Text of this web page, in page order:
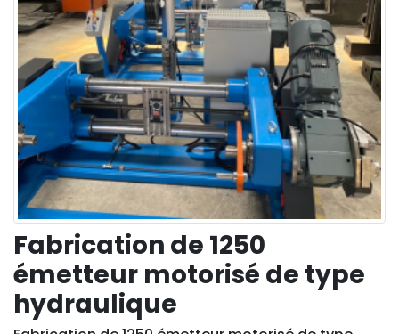
Fabrication de 1250
émetteur motorisé de type
hydraulique